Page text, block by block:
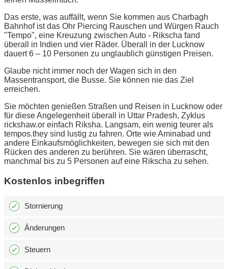
Das erste, was auffällt, wenn Sie kommen aus Charbagh
Bahnhof ist das Ohr Piercing Rauschen und Würgen Rauch
"Tempo", eine Kreuzung zwischen Auto - Rikscha fand
überall in Indien und vier Räder. Überall in der Lucknow
dauert 6 – 10 Personen zu unglaublich günstigen Preisen.
Glaube nicht immer noch der Wagen sich in den
Massentransport, die Busse. Sie können nie das Ziel
erreichen.
Sie möchten genießen Straßen und Reisen in Lucknow oder
für diese Angelegenheit überall in Uttar Pradesh, Zyklus
rickshaw.or einfach Riksha. Langsam, ein wenig teurer als
tempos.they sind lustig zu fahren. Orte wie Aminabad und
andere Einkaufsmöglichkeiten, bewegen sie sich mit den
Rücken des anderen zu berühren. Sie wären überrascht,
manchmal bis zu 5 Personen auf eine Rikscha zu sehen.
Kostenlos inbegriffen
Stornierung
Änderungen
Steuern